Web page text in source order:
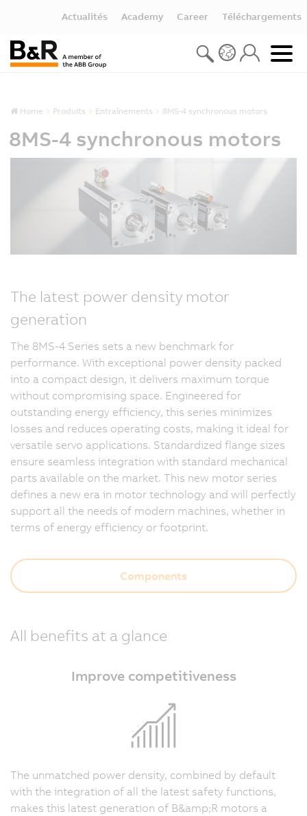
Actualités Academy Career Téléchargements
Home Produits Entraînements 8MS-4 synchronous motors
8MS-4 synchronous motors
The latest power density motor
generation
The 8MS-4 Series sets a new benchmark for
performance. With exceptional power density packed
into a compact design, it delivers maximum torque
without compromising space. Engineered for
outstanding energy efficiency, this series minimizes
losses and reduces operating costs, making it ideal for
versatile servo applications. Standardized flange sizes
ensure seamless integration with standard mechanical
parts available on the market. This new motor series
defines a new era in motor technology and will perfectly
support all the needs of modern machines, whether in
terms of energy efficiency or footprint.
Components
All benefits at a glance
Improve competitiveness
The unmatched power density, combined by default
with the integration of all the latest safety functions,
makes this latest generation of B&amp;R motors a